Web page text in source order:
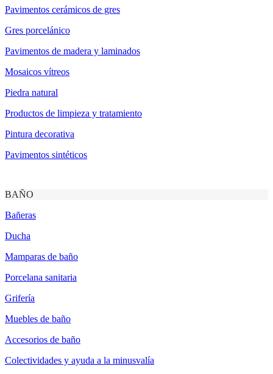
Pavimentos cerámicos de gres
Gres porcelánico
Pavimentos de madera y laminados
Mosaicos vítreos
Piedra natural
Productos de limpieza y tratamiento
Pintura decorativa
Pavimentos sintéticos
BAÑO
Bañeras
Ducha
Mamparas de baño
Porcelana sanitaria
Grifería
Muebles de baño
Accesorios de baño
Colectividades y ayuda a la minusvalía